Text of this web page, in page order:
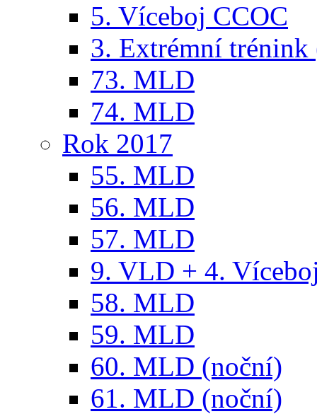
5. Víceboj CCOC
3. Extrémní trénink
73. MLD
74. MLD
Rok 2017
55. MLD
56. MLD
57. MLD
9. VLD + 4.
58. MLD
59. MLD
60. MLD (noční)
61. MLD (noční)